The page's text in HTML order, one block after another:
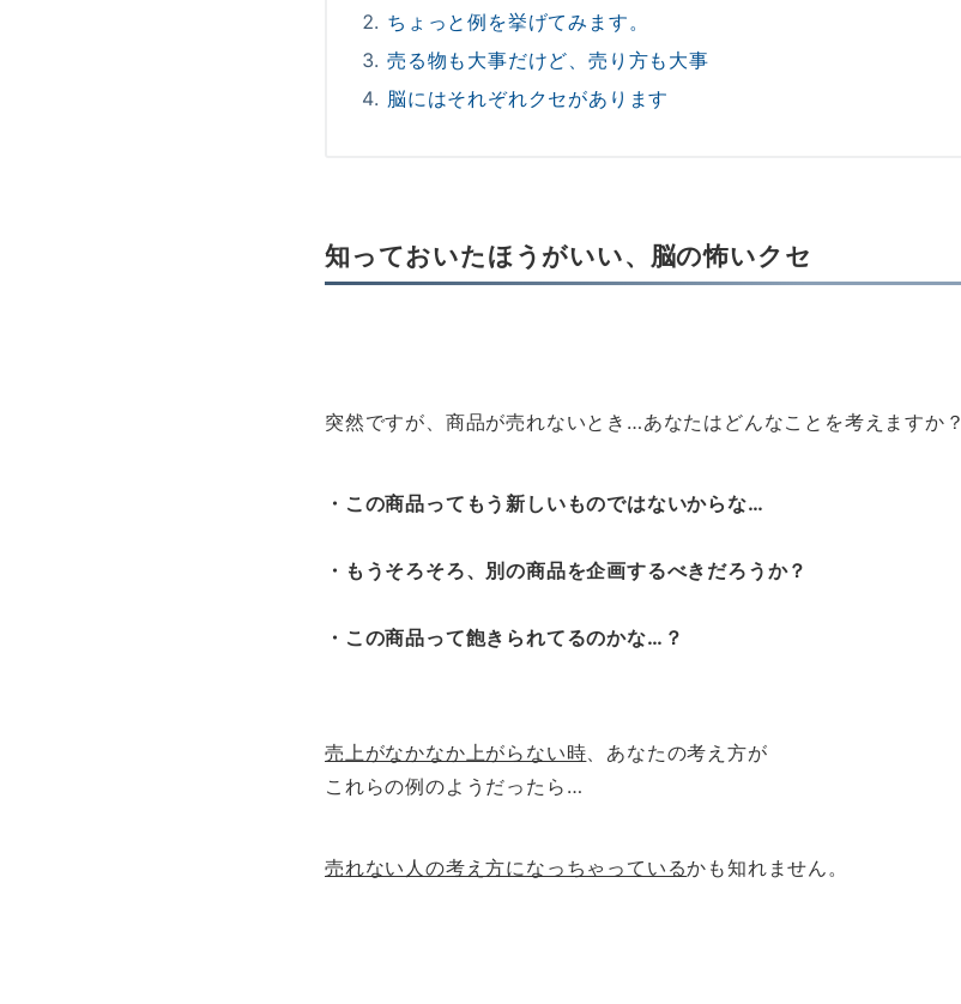
ちょっと例を挙げてみます。
売る物も大事だけど、売り方も大事
脳にはそれぞれクセがあります
知っておいたほうがいい、脳の怖いクセ
突然ですが、商品が売れないとき…あなたはどんなことを考えますか？
・この商品ってもう新しいものではないからな…
・もうそろそろ、別の商品を企画するべきだろうか？
・この商品って飽きられてるのかな…？
売上がなかなか上がらない時 、あなたの考え方が
これらの例のようだったら…
売れない人の考え方になっちゃっているかも知れません。